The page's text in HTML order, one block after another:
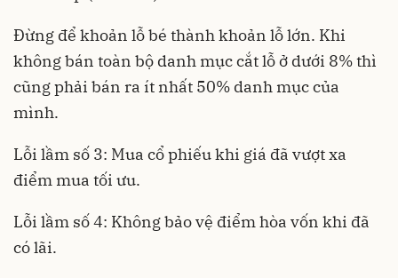
Đừng để khoản lỗ bé thành khoản lỗ lớn. Khi
không bán toàn bộ danh mục cắt lỗ ở dưới 8% thì
cũng phải bán ra ít nhất 50% danh mục của
mình.
Lỗi lầm số 3: Mua cổ phiếu khi giá đã vượt xa
điểm mua tối ưu.
Lỗi lầm số 4: Không bảo vệ điểm hòa vốn khi đã
có lãi.